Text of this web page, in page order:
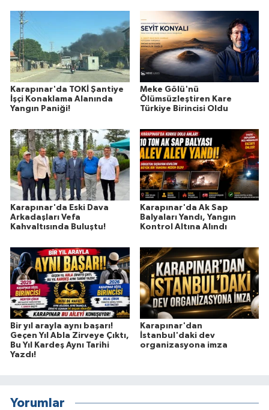
Karapınar'da TOKİ Şantiye
İşçi Konaklama Alanında
Yangın Paniği!
Meke Gölü'nü
Ölümsüzleştiren Kare
Türkiye Birincisi Oldu
Karapınar'da Eski Dava
Arkadaşları Vefa
Kahvaltısında Buluştu!
Karapınar'da Ak Sap
Balyaları Yandı, Yangın
Kontrol Altına Alındı
Bir yıl arayla aynı başarı!
Geçen Yıl Abla Zirveye Çıktı,
Bu Yıl Kardeş Aynı Tarihi
Yazdı!
Karapınar'dan
İstanbul'daki dev
organizasyona imza
Yorumlar